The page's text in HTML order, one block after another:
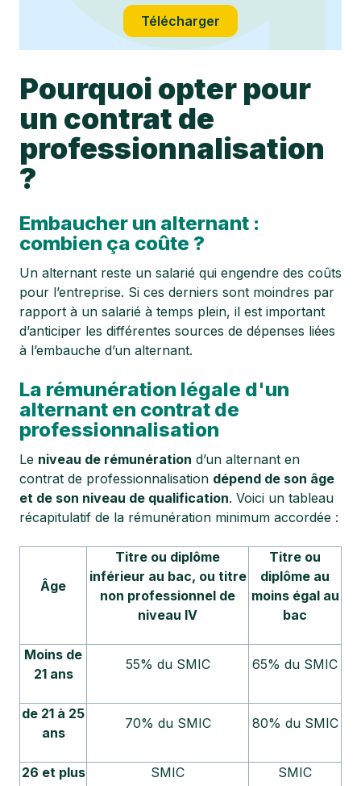
Télécharger
Pourquoi opter pour
un contrat de
professionnalisation
?
Embaucher un alternant :
combien ça coûte ?
Un alternant reste un salarié qui engendre des coûts
pour l’entreprise. Si ces derniers sont moindres par
rapport à un salarié à temps plein, il est important
d’anticiper les différentes sources de dépenses liées
à l’embauche d’un alternant.
La rémunération légale d'un
alternant en contrat de
professionnalisation
Le niveau de rémunération d’un alternant en
contrat de professionnalisation dépend de son âge
et de son niveau de qualification. Voici un tableau
récapitulatif de la rémunération minimum accordée :
Âge
Titre ou diplôme
inférieur au bac, ou titre
non professionnel de
niveau IV
Titre ou
diplôme au
moins égal au
bac
Moins de
21 ans
55% du SMIC 65% du SMIC
de 21 à 25
ans
70% du SMIC 80% du SMIC
26 et plus SMIC SMIC